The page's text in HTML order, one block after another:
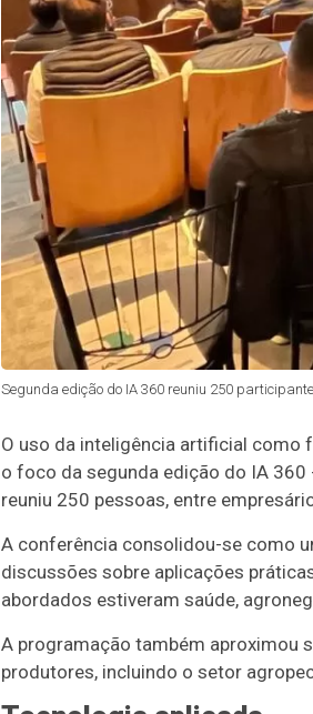
Segunda edição do IA 360 reuniu 250
O uso da inteligência artificial como
o foco da segunda edição do IA 360
reuniu 250 pessoas, entre
A conferência consolidou-se como
discussões sobre aplicações
abordados estiveram saúde,
A programação também aproximou
produtores, incluindo o setor